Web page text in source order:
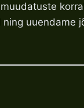
uuendame